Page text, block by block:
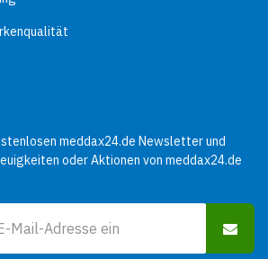
meddax24.de Newsletter und
oder Aktionen von meddax24.de